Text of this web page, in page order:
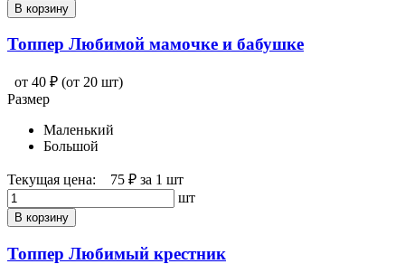
В корзину
Топпер Любимой мамочке и бабушке
от 40 ₽ (от 20 шт)
Размер
Маленький
Большой
Текущая цена: 75 ₽ за 1 шт
шт
В корзину
Топпер Любимый крестник